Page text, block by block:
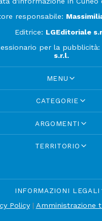
responsabile:
Editrice: LGEditoriale
per la pubblicità:
s.r.l.
MENU
CATEGORIE
ARGOMENTI
TERRITORIO
INFORMAZIONI LEGALI
Policy| Amministrazione